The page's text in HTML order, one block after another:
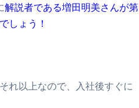
解説者である増田明美さんが第
しょう！
れ以上なので、入社後すぐに